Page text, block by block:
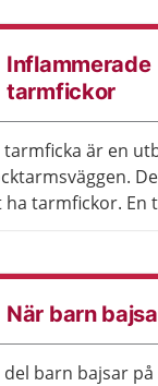
Inflammerade
tarmfickor
tarmficka är en
ha tarmfickor. En
för divertikulit.
När barn
del barn bajsar